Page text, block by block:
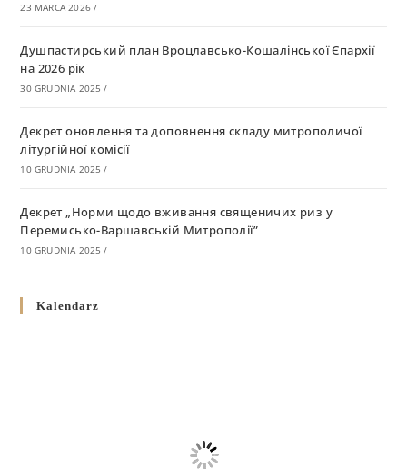
23 MARCA 2026 /
Душпастирський план Вроцлавсько-Кошалінської Єпархії
на 2026 рік
30 GRUDNIA 2025 /
Декрет оновлення та доповнення складу митрополичої
літургійної комісії
10 GRUDNIA 2025 /
Декрет „Норми щодо вживання священичих риз у
Перемисько-Варшавській Митрополії”
10 GRUDNIA 2025 /
григоріанським календарем
Kalendarz